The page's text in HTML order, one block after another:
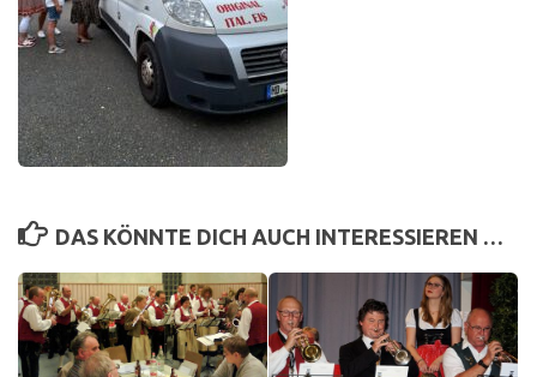
DAS KÖNNTE DICH AUCH INTERESSIEREN …